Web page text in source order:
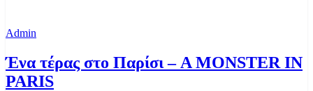
Admin
Ένα τέρας στο Παρίσι – A MONSTER IN
PARIS